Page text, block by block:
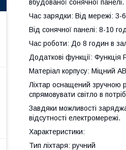
вбудованої сонячної панелі.
Час зарядки: Від мережі: 3-
Від сонячної панелі: 8-10
Час роботи: До 8 годин в
Додаткові функції:
Матеріал корпусу: Міцний
Ліхтар оснащений зручною
спрямовувати світло в
Завдяки можливості
відсутності електромережі.
Характеристики:
Тип ліхтаря: ручний